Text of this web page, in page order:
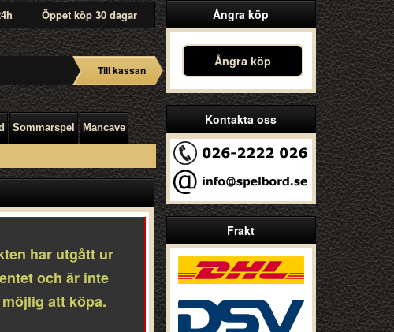
Öppet köp 30 dagar
Till kassan
Sommarspel Mancave
Ångra köp
Ångra köp
Kontakta oss
Frakt
har utgått ur
och är inte
att köpa.